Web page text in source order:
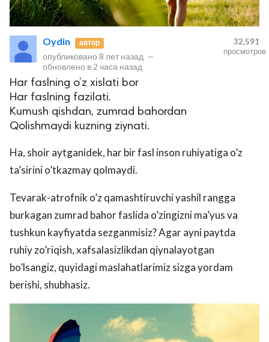
Oydin автор
опубликовано 8 лет назад —
обновлено в 2 часа назад
32,591
просмотров
Har faslning o’z xislati bor
Har faslning fazilati.
Kumush qishdan, zumrad bahordan
Qolishmaydi kuzning ziynati.
Ha, shoir aytganidek, har bir fasl inson ruhiyatiga o’z
ta’sirini o’tkazmay qolmaydi.
Tevarak-atrofnik o’z qamashtiruvchi yashil rangga
burkagan zumrad bahor faslida o’zingizni ma’yus va
tushkun kayfiyatda sezganmisiz? Agar ayni paytda
ruhiy zo’riqish, xafsalasizlikdan qiynalayotgan
bo’lsangiz, quyidagi maslahatlarimiz sizga yordam
berishi, shubhasiz.